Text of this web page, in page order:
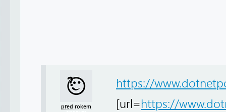
před rokem
https://
[url=https://